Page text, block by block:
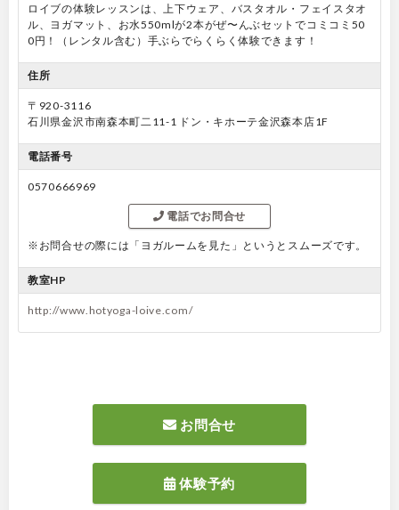
ロイブの体験レッスンは、上下ウェア、バスタオル・フェイスタオ
ル、ヨガマット、お水550mlが2本がぜ〜んぶセットでコミコミ50
0円！（レンタル含む）手ぶらでらくらく体験できます！
住所
〒920-3116
石川県金沢市南森本町二11-1 ドン・キホーテ金沢森本店1F
電話番号
0570666969
電話でお問合せ
※お問合せの際には「ヨガルームを見た」というとスムーズです。
教室HP
http://www.hotyoga-loive.com/
お問合せ
体験予約